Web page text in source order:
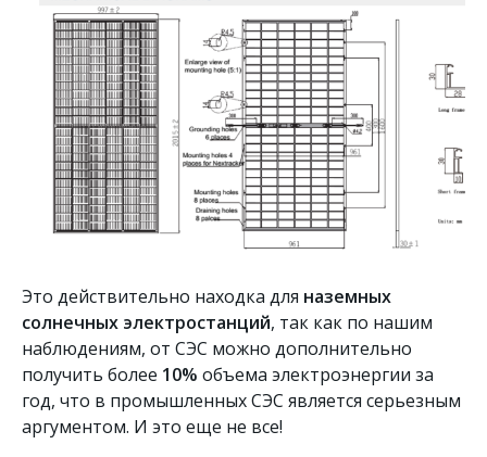
Это действительно находка для наземных
солнечных электростанций, так как по нашим
наблюдениям, от СЭС можно дополнительно
получить более 10% объема электроэнергии за
год, что в промышленных СЭС является серьезным
аргументом. И это еще не все!